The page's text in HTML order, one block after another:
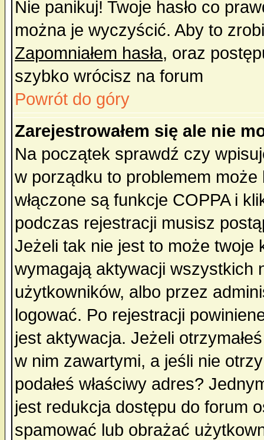
Nie panikuj! Twoje hasło co
można je wyczyścić. Aby to
Zapomniałem hasła, oraz
szybko wrócisz na forum
Powrót do góry
Zarejestrowałem się ale nie
Na początek sprawdź czy
w porządku to problemem
włączone są funkcje COPPA i
podczas rejestracji musisz
Jeżeli tak nie jest to może twoje
wymagają aktywacji wszystkich
użytkowników, albo przez
logować. Po rejestracji
jest aktywacja. Jeżeli
w nim zawartymi, a jeśli nie
podałeś właściwy adres?
jest redukcja dostępu do forum
spamować lub obrażać